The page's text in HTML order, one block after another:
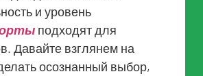
и уровень
подходят для
Давайте взглянем на
осознанный выбор,